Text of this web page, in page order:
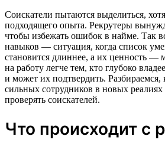
Соискатели пытаются выделиться,
подходящего опыта. Рекрутеры
чтобы избежать ошибок в найме. Так
навыков — ситуация, когда список
становится длиннее, а их ценность —
на работу легче тем, кто глубоко
и может их подтвердить. Разбираемся,
сильных сотрудников в новых
проверять соискателей.
Что происходит с